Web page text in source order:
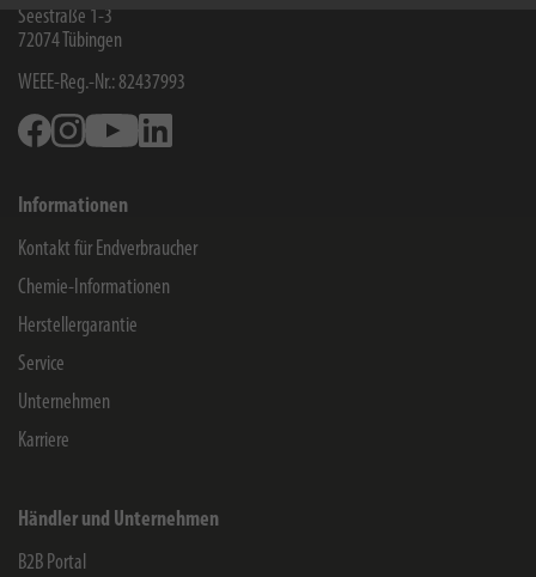
Seestraße 1-3
72074 Tübingen
WEEE-Reg.-Nr.: 82437993
FacebookInstagramYoutube
Informationen
Kontakt für Endverbraucher
Chemie-Informationen
Herstellergarantie
Service
Unternehmen
Karriere
Händler und Unternehmen
B2B Portal